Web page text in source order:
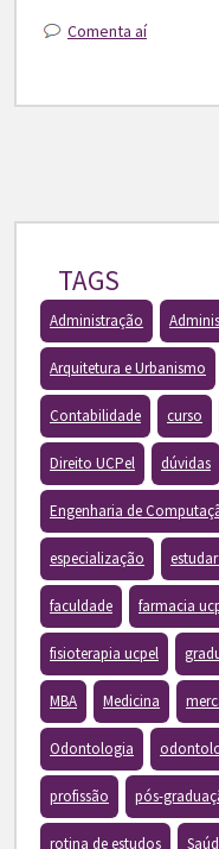
Comenta aí
TAGS
Administração
Arquitetura e Urbanismo
Contabilidade curso
Direito UCPel dúvidas
Engenharia de
especialização
faculdade farmacia
fisioterapia ucpel
MBA Medicina
Odontologia
profissão pós-
rotina de estudos